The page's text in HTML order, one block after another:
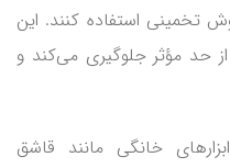
تخمینی استفاده کنند. این
حد مؤثر جلوگیری می‌کند و
خانگی مانند قاشق